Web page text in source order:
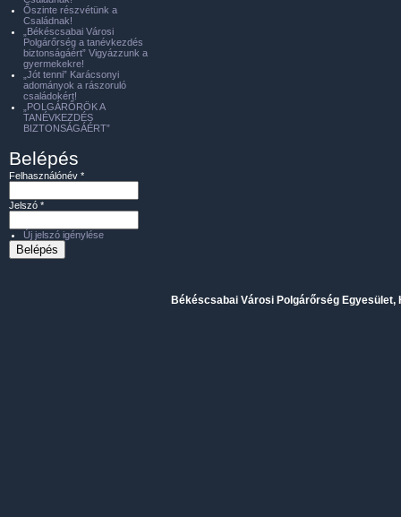
Őszinte részvétünk a
Családnak!
„Békéscsabai Városi
Polgárőrség a tanévkezdés
biztonságáért” Vigyázzunk a
gyermekekre!
„Jót tenni” Karácsonyi
adományok a rászoruló
családokért!
„POLGÁRŐRÖK A
TANÉVKEZDÉS
BIZTONSÁGÁÉRT”
Belépés
Felhasználónév *
Jelszó *
Új jelszó igénylése
Békéscsabai Városi Polgárőrség Egyesület,